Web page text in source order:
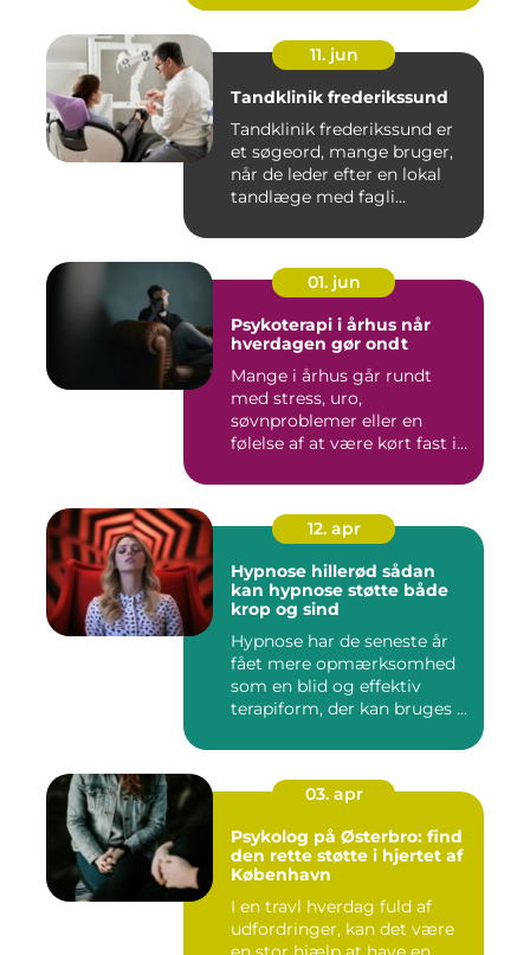
11. jun
Tandklinik frederikssund
Tandklinik frederikssund er
et søgeord, mange bruger,
når de leder efter en lokal
tandlæge med fagli...
01. jun
Psykoterapi i århus når
hverdagen gør ondt
Mange i århus går rundt
med stress, uro,
søvnproblemer eller en
følelse af at være kørt fast i
12. apr
Hypnose hillerød sådan
kan hypnose støtte både
krop og sind
Hypnose har de seneste år
fået mere opmærksomhed
som en blid og effektiv
terapiform, der kan bruges ...
03. apr
Psykolog på Østerbro: find
den rette støtte i hjertet af
København
I en travl hverdag fuld af
udfordringer, kan det være